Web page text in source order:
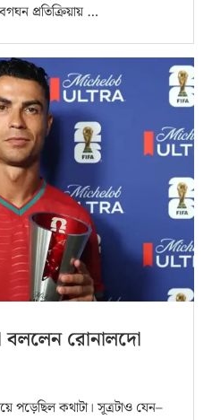
প্রতিক্রিয়ায় …
বললেন রোনালদো
পড়েছিল কথাটা। সূত্রটাও যেন–